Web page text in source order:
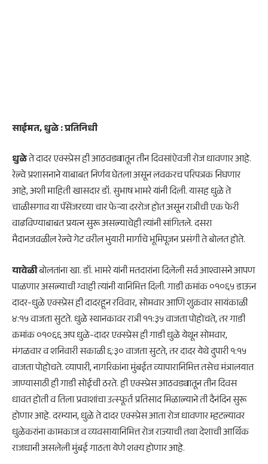
साईमत, धुळे : प्रतिनिधी
धुळेते दादर एक्स्प्रेस ही आठवड्यातून तीन दिवसांऐवजी रोज धावणार आहे.
रेल्वे प्रशासनाने याबाबत निर्णय घेतला असून लवकरच परिपत्रक निघणार
आहे, अशी माहिती खासदार डॉ. सुभाष भामरे यांनी दिली. यासह धुळे ते
चाळीसगाव या पॅसेंजरच्या चार फेऱ्या दररोज होत असून रात्रीची एक फेरी
वाढविण्याबाबत प्रयत्न सुरू असल्याचेही त्यांनी सांगितले. दसरा
मैदानजवळील रेल्वे गेट वरील भुयारी मार्गाचे भूमिपूजन प्रसंगी ते बोलत होते.
यावेळीबोलतांना खा. डॉ. भामरे यांनी मतदारांना दिलेली सर्व आश्वासने आपण
पाळणार असल्याची ग्वाही त्यांनी यानिमित्त दिली. गाडी क्रमांक ०१०६५ डाऊन
दादर-धुळे एक्स्प्रेस ही दादरहून रविवार, सोमवार आणि शुक्रवार सायंकाळी
४:१५ वाजता सुटते. धुळे स्थानकावर रात्री ११:३५ वाजता पोहोचते, तर गाडी
क्रमांक ०१०६६ अप धुळे-दादर एक्स्प्रेस ही गाडी धुळे येथून सोमवार,
मंगळवार व शनिवारी सकाळी ६:३० वाजता सुटते, तर दादर येथे दुपारी १:१५
वाजता पोहोचते. व्यापारी, नागरिकांना मुंबईत व्यापारानिमित्त तसेच मंत्रालयात
जाण्यासाठी ही गाडी सोईची ठरते. ही एक्स्प्रेस आठवड्यातून तीन दिवस
धावत होती व तिला प्रवाशांचा उत्स्फूर्त प्रतिसाद मिळाल्याने ती दैनंदिन सुरू
होणार आहे. दरम्यान, धुळे ते दादर एक्स्प्रेस आता रोज धावणार म्हटल्यावर
धुळेकरांना कामकाज व व्यवसायानिमित्त रोज राज्याची तथा देशाची आर्थिक
राजधानी असलेली मुंबई गाठता येणे शक्य होणार आहे.